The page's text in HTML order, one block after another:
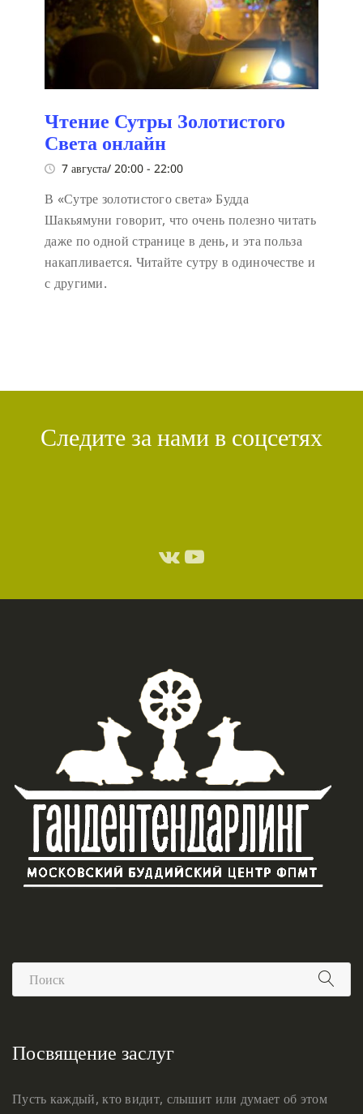
Чтение Сутры Золотистого
Света онлайн
7 августа/ 20:00 - 22:00
В «Сутре золотистого света» Будда
Шакьямуни говорит, что очень полезно читать
даже по одной странице в день, и эта польза
накапливается. Читайте сутру в одиночестве и
с другими.
Следите за нами в соцсетях
Посвящение заслуг
Пусть каждый, кто видит, слышит или думает об этом